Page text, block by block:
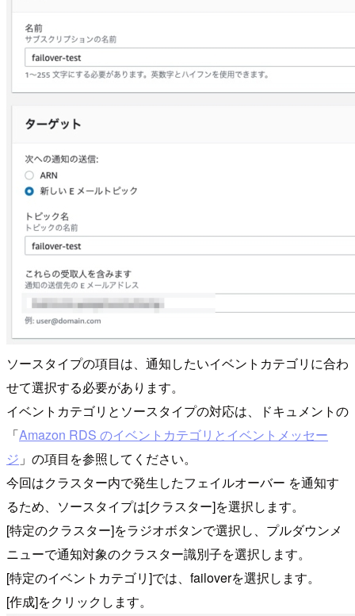
ソースタイプの項目は、通知したいイベントカテゴリに合わ
せて選択する必要があります。
イベントカテゴリとソースタイプの対応は、ドキュメントの
「Amazon RDS のイベントカテゴリとイベントメッセー
ジ 」の項目を参照してください。
今回はクラスター内で発生したフェイルオーバー を通知す
るため、ソースタイプは[クラスター]を選択します。
[特定のクラスター]をラジオボタンで選択し、プルダウンメ
ニューで通知対象のクラスター識別子を選択します。
[特定のイベントカテゴリ]では、failoverを選択します。
[作成]をクリックします。